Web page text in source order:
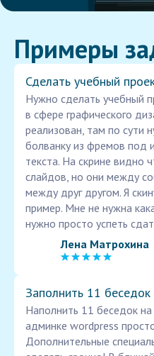
Примеры
Сделать учебный
Нужно сделать учебный
в сфере графического
реализован, там по сути
болванку из фремов под
текста. На скрине видно
слайдов, но они между
между друг другом. Я
пример. Мне не нужна
нужно просто успеть
Лена Матрохина
Заполнить 11 беседок
Наполнить 11 беседок
админке wordpress
Дополнительные